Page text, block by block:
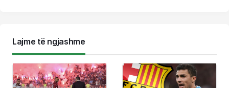
Lajme të ngjashme